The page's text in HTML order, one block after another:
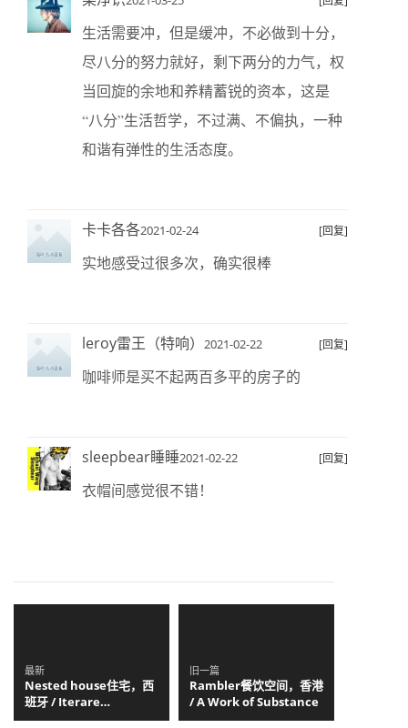
生活需要冲，但是缓冲，不必做到十分，
尽八分的努力就好，剩下两分的力气，权
当回旋的余地和养精蓄锐的资本，这是
“八分”生活哲学，不过满、不偏执，一种
和谐有弹性的生活态度。
卡卡各各2021-02-24 [回复]
实地感受过很多次，确实很棒
leroy雷王（特响） 2021-02-22 [回复]
咖啡师是买不起两百多平的房子的
sleepbear睡睡2021-02-22 [回复]
衣帽间感觉很不错！
最新
Nested house住宅，西
班牙 / Iterare
arquitectos
旧一篇
Rambler餐饮空间，香港
/ A Work of Substance